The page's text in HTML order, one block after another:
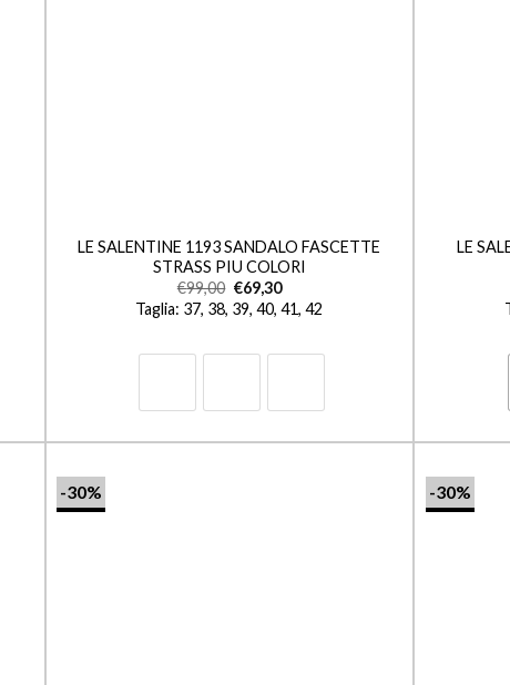
LE SALENTINE 1193 SANDALO FASCETTE
STRASS PIU COLORI
€99,00 €69,30
Taglia: 37, 38, 39, 40, 41, 42
LE
-30% -30%